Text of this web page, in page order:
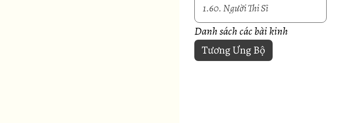
1.60. Người Thi Sĩ
Danh sách các bài kinh
Tương Ưng Bộ